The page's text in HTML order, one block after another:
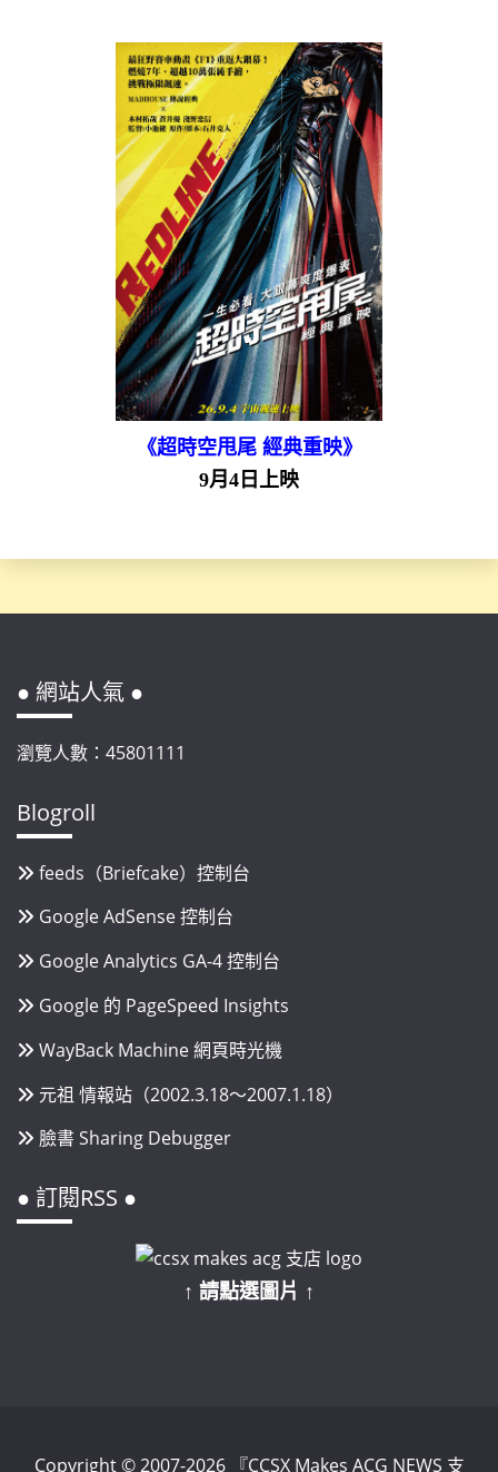
《超時空甩尾 經典重映》
9月4日上映
● 網站人氣 ●
瀏覽人數：45801111
Blogroll
feeds（Briefcake）控制台
Google AdSense 控制台
Google Analytics GA-4 控制台
Google 的 PageSpeed Insights
WayBack Machine 網頁時光機
元祖 情報站（2002.3.18～2007.1.18）
臉書 Sharing Debugger
● 訂閱RSS ●
↑ 請點選圖片 ↑
Copyright © 2007-2026 『CCSX Makes ACG NEWS 支